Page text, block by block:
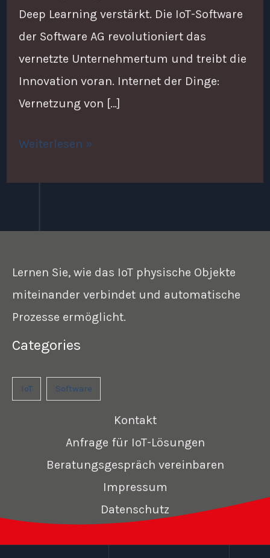
Deep Learning verstärkt. Die IoT-Software
der Software AG revolutioniert das
vernetzte Unternehmertum und treibt die
Innovation voran. Internet der Dinge:
Vernetzung von […]
Weiterlesen »
Lernen Sie, wie das IoT physische Objekte
miteinander verbindet und automatische
Prozesse ermöglicht.
Categories
IoT Software
Kontakt
Anfrage für IoT-Lösungen
Beratungsgespräch vereinbaren
Impressum
Datenschutz